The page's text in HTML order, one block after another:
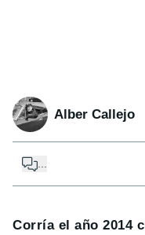
Alber Callejo
...
Corría el año 2014